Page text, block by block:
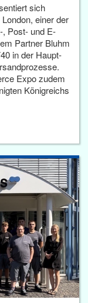
sich
einer der
Post- und E-
Partner Bluhm
in der Haupt­
Expo zudem
Königreichs